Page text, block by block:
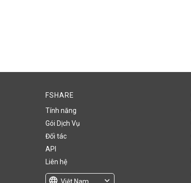
FSHARE
Tính năng
Gói Dịch Vụ
Đối tác
API
Liên hệ
language Việt Nam expand_more